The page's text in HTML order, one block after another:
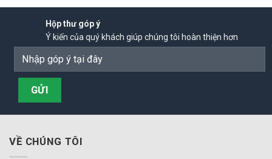
Hộp thư góp ý
Ý kiến của quý khách giúp chúng tôi hoàn thiện hơn
VỀ CHÚNG TÔI